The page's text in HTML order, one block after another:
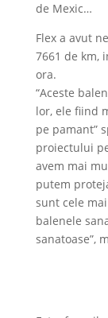
de Mexic…
Flex a avut
7661 de km,
ora.
“Aceste
lor, ele fiind
pe pamant”
proiectului
avem mai
putem
sunt cele
balenele
sanatoase”,